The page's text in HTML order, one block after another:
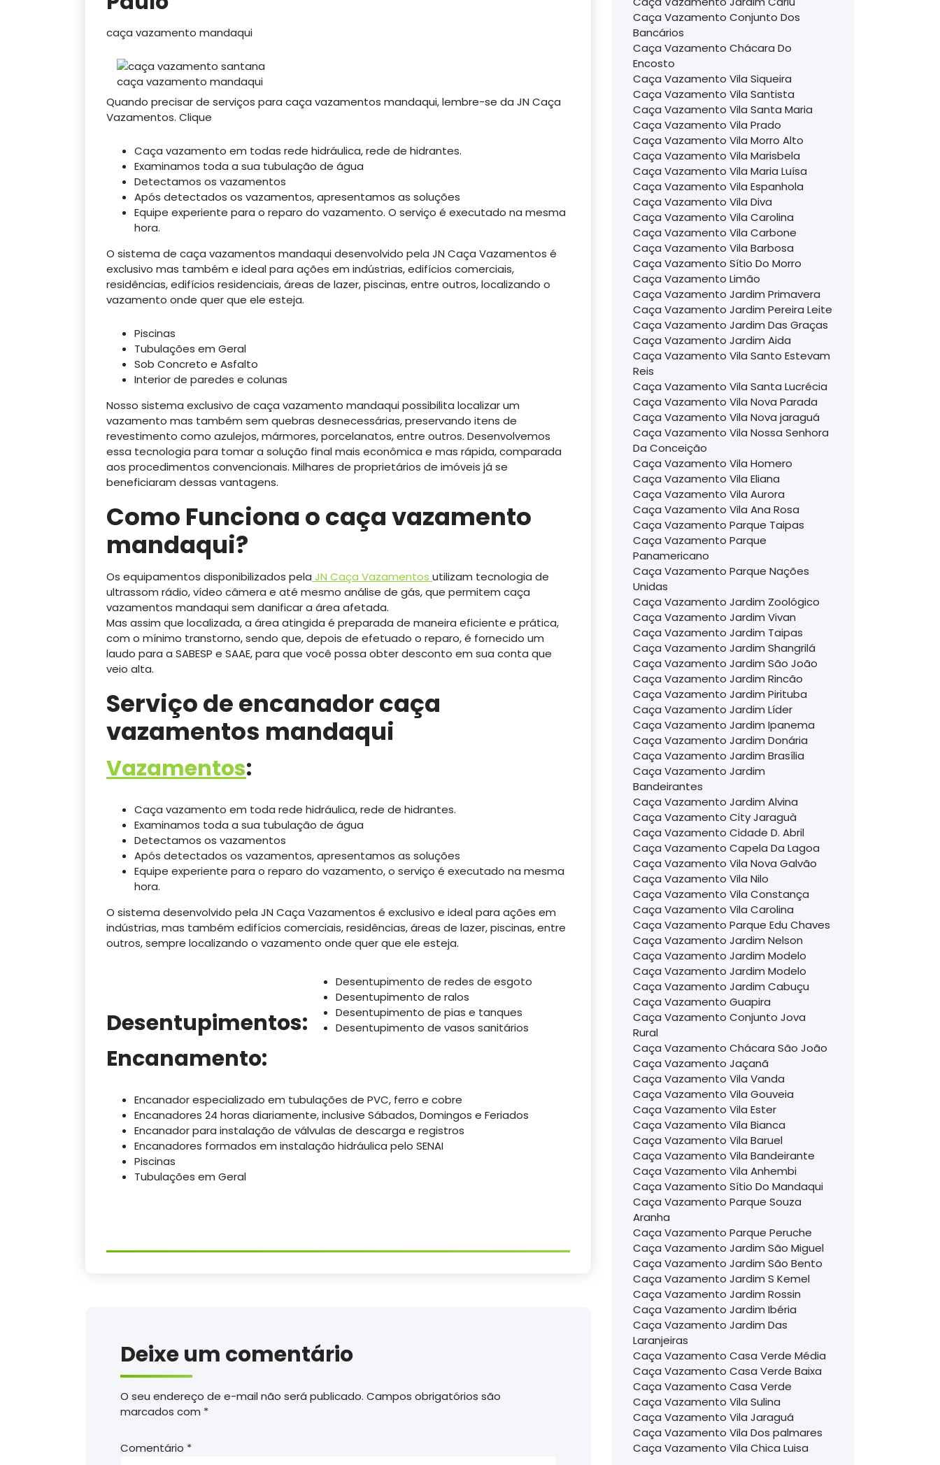
caça vazamento mandaqui
caça vazamento mandaqui
Quando precisar de serviços para caça vazamentos mandaqui, lembre-se da JN Caça
Vazamentos. Clique
Caça vazamento em todas rede hidráulica, rede de hidrantes.
Examinamos toda a sua tubulação de água
Detectamos os vazamentos
Após detectados os vazamentos, apresentamos as soluções
Equipe experiente para o reparo do vazamento. O serviço é executado na mesma
hora.
O sistema de caça vazamentos mandaqui desenvolvido pela JN Caça Vazamentos é
exclusivo mas também e ideal para ações em indústrias, edifícios comerciais,
residências, edifícios residenciais, áreas de lazer, piscinas, entre outros, localizando o
vazamento onde quer que ele esteja.
Piscinas
Tubulações em Geral
Sob Concreto e Asfalto
Interior de paredes e colunas
Nosso sistema exclusivo de caça vazamento mandaqui possibilita localizar um
vazamento mas também sem quebras desnecessárias, preservando itens de
revestimento como azulejos, mármores, porcelanatos, entre outros. Desenvolvemos
essa tecnologia para tomar a solução final mais econômica e mas rápida, comparada
aos procedimentos convencionais. Milhares de proprietários de imóveis já se
beneficiaram dessas vantagens.
Como Funciona o caça vazamento
mandaqui?
Os equipamentos disponibilizados pela JN Caça Vazamentos utilizam tecnologia de
ultrassom rádio, vídeo câmera e até mesmo análise de gás, que permitem caça
vazamentos mandaqui sem danificar a área afetada.
Mas assim que localizada, a área atingida é preparada de maneira eficiente e prática,
com o mínimo transtorno, sendo que, depois de efetuado o reparo, é fornecido um
laudo para a SABESP e SAAE, para que você possa obter desconto em sua conta que
veio alta.
Serviço de encanador caça
vazamentos mandaqui
Vazamentos:
Caça vazamento em toda rede hidráulica, rede de hidrantes.
Examinamos toda a sua tubulação de água
Detectamos os vazamentos
Após detectados os vazamentos, apresentamos as soluções
Equipe experiente para o reparo do vazamento, o serviço é executado na mesma
hora.
O sistema desenvolvido pela JN Caça Vazamentos é exclusivo e ideal para ações em
indústrias, mas também edifícios comerciais, residências, áreas de lazer, piscinas, entre
outros, sempre localizando o vazamento onde quer que ele esteja.
Desentupimentos:
Desentupimento de redes de esgoto
Desentupimento de ralos
Desentupimento de pias e tanques
Desentupimento de vasos sanitários
Encanamento:
Encanador especializado em tubulações de PVC, ferro e cobre
Encanadores 24 horas diariamente, inclusive Sábados, Domingos e Feriados
Encanador para instalação de válvulas de descarga e registros
Encanadores formados em instalação hidráulica pelo SENAI
Piscinas
Tubulações em Geral
Deixe um comentário
O seu endereço de e-mail não será publicado. Campos obrigatórios são
marcados com *
Comentário *
Caça Vazamento Conjunto Dos
Bancários
Caça Vazamento Chácara Do
Encosto
Caça Vazamento Vila Siqueira
Caça Vazamento Vila Santista
Caça Vazamento Vila Santa Maria
Caça Vazamento Vila Prado
Caça Vazamento Vila Morro Alto
Caça Vazamento Vila Marisbela
Caça Vazamento Vila Maria Luísa
Caça Vazamento Vila Espanhola
Caça Vazamento Vila Diva
Caça Vazamento Vila Carolina
Caça Vazamento Vila Carbone
Caça Vazamento Vila Barbosa
Caça Vazamento Sítio Do Morro
Caça Vazamento Limão
Caça Vazamento Jardim Primavera
Caça Vazamento Jardim Pereira Leite
Caça Vazamento Jardim Das Graças
Caça Vazamento Jardim Aida
Caça Vazamento Vila Santo Estevam
Reis
Caça Vazamento Vila Santa Lucrécia
Caça Vazamento Vila Nova Parada
Caça Vazamento Vila Nova jaraguá
Caça Vazamento Vila Nossa Senhora
Da Conceição
Caça Vazamento Vila Homero
Caça Vazamento Vila Eliana
Caça Vazamento Vila Aurora
Caça Vazamento Vila Ana Rosa
Caça Vazamento Parque Taipas
Caça Vazamento Parque
Panamericano
Caça Vazamento Parque Nações
Unidas
Caça Vazamento Jardim Zoológico
Caça Vazamento Jardim Vivan
Caça Vazamento Jardim Taipas
Caça Vazamento Jardim Shangrilá
Caça Vazamento Jardim São João
Caça Vazamento Jardim Rincão
Caça Vazamento Jardim Pirituba
Caça Vazamento Jardim Líder
Caça Vazamento Jardim Ipanema
Caça Vazamento Jardim Donária
Caça Vazamento Jardim Brasília
Caça Vazamento Jardim
Bandeirantes
Caça Vazamento Jardim Alvina
Caça Vazamento City Jaraguà
Caça Vazamento Cidade D. Abril
Caça Vazamento Capela Da Lagoa
Caça Vazamento Vila Nova Galvão
Caça Vazamento Vila Nilo
Caça Vazamento Vila Constança
Caça Vazamento Vila Carolina
Caça Vazamento Parque Edu Chaves
Caça Vazamento Jardim Nelson
Caça Vazamento Jardim Modelo
Caça Vazamento Jardim Modelo
Caça Vazamento Jardim Cabuçu
Caça Vazamento Guapira
Caça Vazamento Conjunto Jova
Rural
Caça Vazamento Chácara São João
Caça Vazamento Jaçanã
Caça Vazamento Vila Vanda
Caça Vazamento Vila Gouveia
Caça Vazamento Vila Ester
Caça Vazamento Vila Bianca
Caça Vazamento Vila Baruel
Caça Vazamento Vila Bandeirante
Caça Vazamento Vila Anhembi
Caça Vazamento Sítio Do Mandaqui
Caça Vazamento Parque Souza
Aranha
Caça Vazamento Parque Peruche
Caça Vazamento Jardim São Miguel
Caça Vazamento Jardim São Bento
Caça Vazamento Jardim S Kemel
Caça Vazamento Jardim Rossin
Caça Vazamento Jardim Ibéria
Caça Vazamento Jardim Das
Laranjeiras
Caça Vazamento Casa Verde Média
Caça Vazamento Casa Verde Baixa
Caça Vazamento Casa Verde
Caça Vazamento Vila Sulina
Caça Vazamento Vila Jaraguá
Caça Vazamento Vila Dos palmares
Caça Vazamento Vila Chica Luisa